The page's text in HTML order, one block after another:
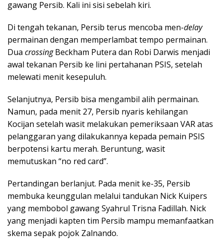
gawang Persib. Kali ini sisi sebelah kiri.
Di tengah tekanan, Persib terus mencoba men-delay
permainan dengan memperlambat tempo permainan.
Dua crossingBeckham Putera dan Robi Darwis menjadi
awal tekanan Persib ke lini pertahanan PSIS, setelah
melewati menit kesepuluh.
Selanjutnya, Persib bisa mengambil alih permainan.
Namun, pada menit 27, Persib nyaris kehilangan
Kocijan setelah wasit melakukan pemeriksaan VAR atas
pelanggaran yang dilakukannya kepada pemain PSIS
berpotensi kartu merah. Beruntung, wasit
memutuskan “no red card”.
Pertandingan berlanjut. Pada menit ke-35, Persib
membuka keunggulan melalui tandukan Nick Kuipers
yang membobol gawang Syahrul Trisna Fadillah. Nick
yang menjadi kapten tim Persib mampu memanfaatkan
skema sepak pojok Zalnando.